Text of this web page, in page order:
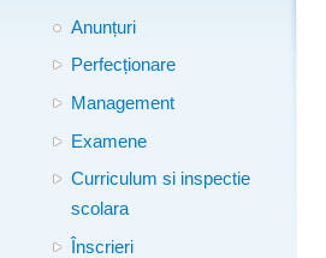
Anunțuri
Perfecționare
Management
Examene
Curriculum si inspectie
scolara
Înscrieri